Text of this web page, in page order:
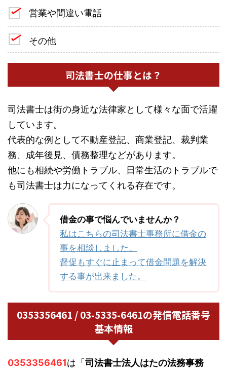
営業や間違い電話
その他
司法書士の仕事とは？
司法書士は街の身近な法律家として様々な面で活躍
しています。
代表的な例として不動産登記、商業登記、裁判業
務、成年後見、債務整理などがあります。
他にも相続や労働トラブル、日常生活のトラブルで
も司法書士は力になってくれる存在です。
借金の事で悩んでいませんか？
私はこちらの司法書士事務所に借金の
事を相談しました。
督促もすぐに止まって借金問題を解決
する事が出来ました。
0353356461 / 03-5335-6461の発信電話番号
基本情報
0353356461は「 司法書士法人はたの法務事務